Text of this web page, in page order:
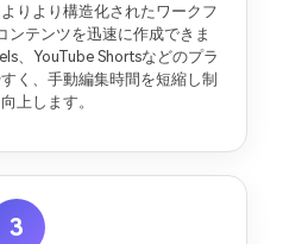
りより構造化されたワークフ
ンテンツを迅速に作成できま
、YouTube Shortsなどのプラ
く、手動編集時間を短縮し制
上します。
3